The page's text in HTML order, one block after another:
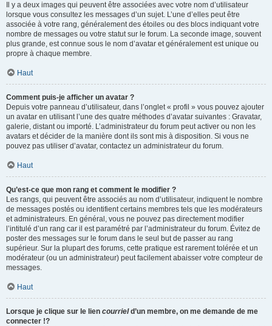
Il y a deux images qui peuvent être associées avec votre nom d’utilisateur
lorsque vous consultez les messages d’un sujet. L’une d’elles peut être
associée à votre rang, généralement des étoiles ou des blocs indiquant votre
nombre de messages ou votre statut sur le forum. La seconde image, souvent
plus grande, est connue sous le nom d’avatar et généralement est unique ou
propre à chaque membre.
Haut
Comment puis-je afficher un avatar ?
Depuis votre panneau d’utilisateur, dans l’onglet « profil » vous pouvez ajouter
un avatar en utilisant l’une des quatre méthodes d’avatar suivantes : Gravatar,
galerie, distant ou importé. L’administrateur du forum peut activer ou non les
avatars et décider de la manière dont ils sont mis à disposition. Si vous ne
pouvez pas utiliser d’avatar, contactez un administrateur du forum.
Haut
Qu’est-ce que mon rang et comment le modifier ?
Les rangs, qui peuvent être associés au nom d’utilisateur, indiquent le nombre
de messages postés ou identifient certains membres tels que les modérateurs
et administrateurs. En général, vous ne pouvez pas directement modifier
l’intitulé d’un rang car il est paramétré par l’administrateur du forum. Évitez de
poster des messages sur le forum dans le seul but de passer au rang
supérieur. Sur la plupart des forums, cette pratique est rarement tolérée et un
modérateur (ou un administrateur) peut facilement abaisser votre compteur de
messages.
Haut
Lorsque je clique sur le lien courrield’un membre, on me demande de me
connecter !?